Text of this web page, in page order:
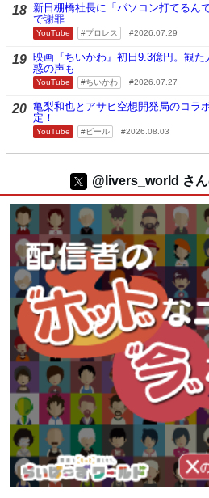
18 新日棚橋社長に「パソコン打てるん
で謝罪
YouTube プロレス 2026.07.29
19 映画『ちいかわ』初日9.3億円。観
惑の声も
YouTube ちいかわ 2026.07.27
20 亀梨和也とアサヒ空想開発局のコラ
定！
YouTube ビール 2026.08.03
@livers_world さ